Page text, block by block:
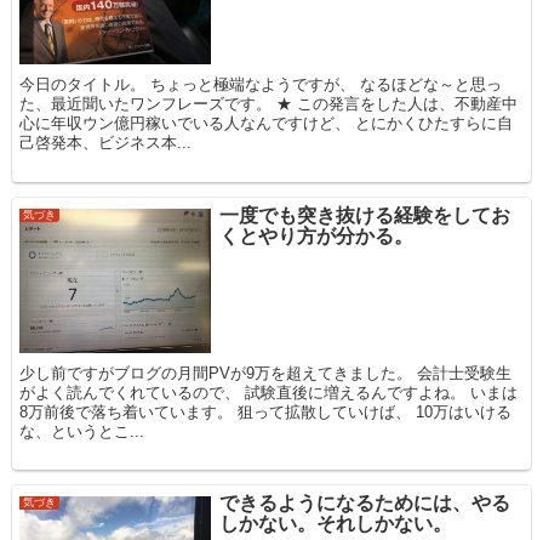
今日のタイトル。 ちょっと極端なようですが、 なるほどな～と思っ
た、最近聞いたワンフレーズです。 ★ この発言をした人は、不動産中
心に年収ウン億円稼いでいる人なんですけど、 とにかくひたすらに自
己啓発本、ビジネス本...
気づき
一度でも突き抜ける経験をしてお
くとやり方が分かる。
少し前ですがブログの月間PVが9万を超えてきました。 会計士受験生
がよく読んでくれているので、 試験直後に増えるんですよね。 いまは
8万前後で落ち着いています。 狙って拡散していけば、 10万はいける
な、というとこ...
気づき
できるようになるためには、やる
しかない。それしかない。